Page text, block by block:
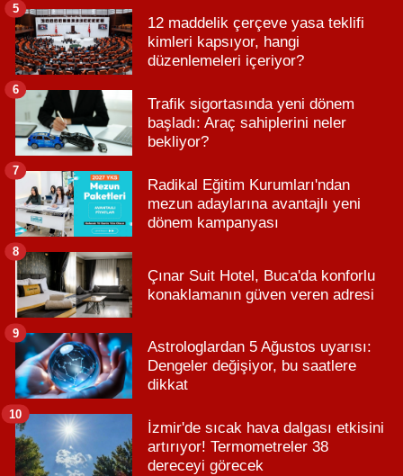
12 maddelik çerçeve yasa teklifi
kimleri kapsıyor, hangi
düzenlemeleri içeriyor?
5
Trafik sigortasında yeni dönem
başladı: Araç sahiplerini neler
bekliyor?
6
Radikal Eğitim Kurumları'ndan
mezun adaylarına avantajlı yeni
dönem kampanyası
7
Çınar Suit Hotel, Buca'da konforlu
konaklamanın güven veren adresi
8
Astrologlardan 5 Ağustos uyarısı:
Dengeler değişiyor, bu saatlere
dikkat
9
İzmir'de sıcak hava dalgası etkisini
artırıyor! Termometreler 38
dereceyi görecek
10